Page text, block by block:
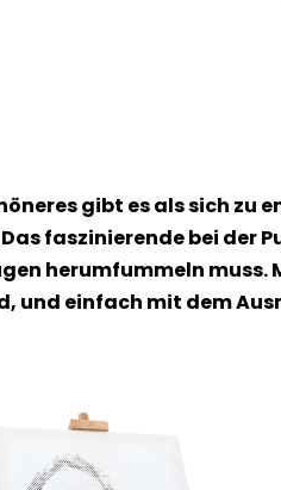
gibt es als sich
faszinierende bei der
herumfummeln muss.
und einfach mit dem